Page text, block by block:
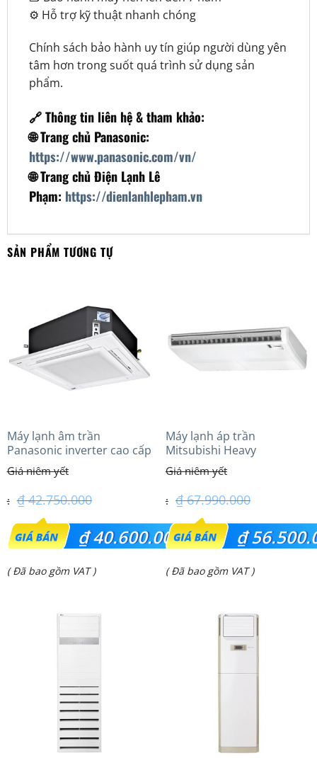
⚙️ Hỗ trợ kỹ thuật nhanh chóng
Chính sách bảo hành uy tín giúp người dùng yên
tâm hơn trong suốt quá trình sử dụng sản
phẩm.
🔗 Thông tin liên hệ & tham khảo:
🌐 Trang chủ Panasonic:
https://www.panasonic.com/vn/
🌐 Trang chủ Điện Lạnh Lê
Phạm: https://dienlanhlepham.vn
SẢN PHẨM TƯƠNG TỰ
Máy lạnh âm trần
Panasonic inverter cao cấp
(5.0Hp) S-3448PU3HA/U-
43PRH1H5
₫42.750.000
Giá
gốc
là:
₫40.600.000
Giá
( Đã bao gồm VAT )
Máy lạnh áp trần
Mitsubishi Heavy
FDE140VG (6.0Hp) Cao cấp
– 1 Pha
₫67.990.000
Giá
gốc
là:
₫
Giá
( Đã bao gồm VAT )